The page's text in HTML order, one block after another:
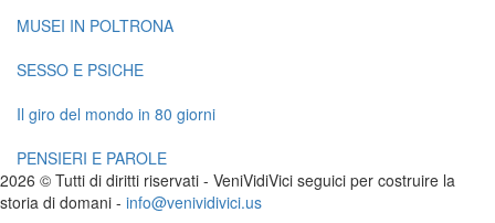
MUSEI IN POLTRONA
SESSO E PSICHE
Il giro del mondo in 80 giorni
PENSIERI E PAROLE
2026 © Tutti di diritti riservati - VeniVidiVici seguici per costruire la
storia di domani - info@venividivici.us